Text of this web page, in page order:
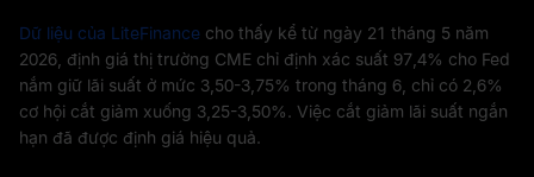
Dữ liệu của LiteFinance cho thấy kể từ ngày 21 tháng 5 năm
2026, định giá thị trường CME chỉ định xác suất 97,4% cho Fed
nắm giữ lãi suất ở mức 3,50-3,75% trong tháng 6, chỉ có 2,6%
cơ hội cắt giảm xuống 3,25-3,50%. Việc cắt giảm lãi suất ngắn
hạn đã được định giá hiệu quả.